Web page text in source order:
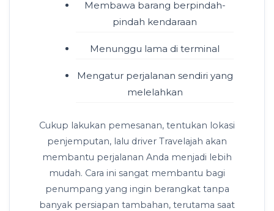
Membawa barang berpindah-
pindah kendaraan
Menunggu lama di terminal
Mengatur perjalanan sendiri yang
melelahkan
Cukup lakukan pemesanan, tentukan lokasi
penjemputan, lalu driver Travelajah akan
membantu perjalanan Anda menjadi lebih
mudah. Cara ini sangat membantu bagi
penumpang yang ingin berangkat tanpa
banyak persiapan tambahan, terutama saat